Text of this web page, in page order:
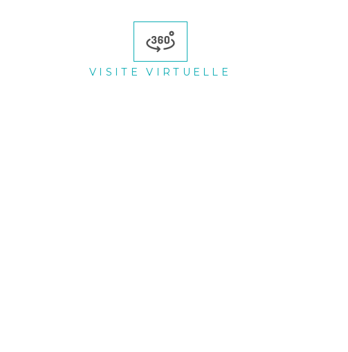
VISITE VIRTUELLE